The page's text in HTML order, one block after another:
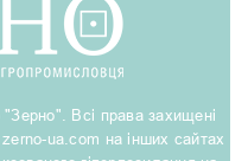
Всі права захищені
ua.com на інших сайтах